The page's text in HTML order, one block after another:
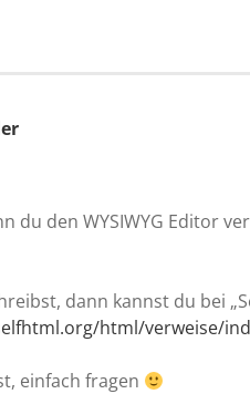
du den WYSIWYG Editor
dann kannst du bei
html/verweise/
einfach fragen